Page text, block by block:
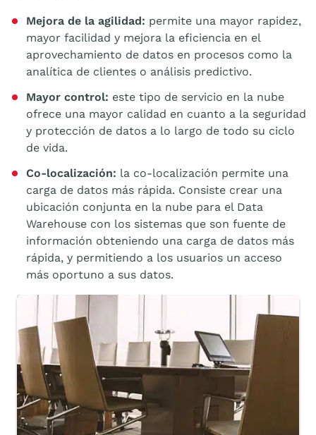
Mejora de la agilidad: permite una mayor rapidez,
mayor facilidad y mejora la eficiencia en el
aprovechamiento de datos en procesos como la
analítica de clientes o análisis predictivo.
Mayor control: este tipo de servicio en la nube
ofrece una mayor calidad en cuanto a la seguridad
y protección de datos a lo largo de todo su ciclo
de vida.
Co-localización: la co-localización permite una
carga de datos más rápida. Consiste crear una
ubicación conjunta en la nube para el Data
Warehouse con los sistemas que son fuente de
información obteniendo una carga de datos más
rápida, y permitiendo a los usuarios un acceso
más oportuno a sus datos.